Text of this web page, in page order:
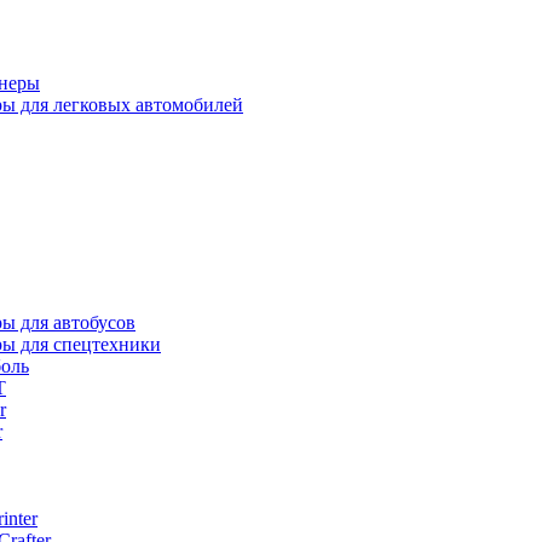
для легковых автомобилей
для автобусов
для спецтехники